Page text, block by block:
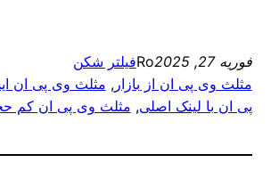
فوریه 27, 2025 Roفیلتر شکن
مثلث وی پی ان از بازار, مثلث وی پی ان
پی ان با لینک اصلی, مثلث وی پی ان کم